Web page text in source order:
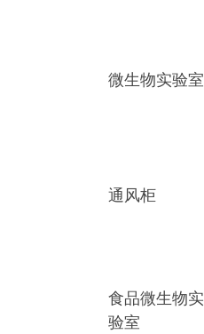
微生物实验室
通风柜
食品微生物实
验室